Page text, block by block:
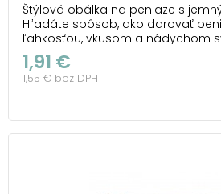
Štýlová obálka na peniaze s
Hľadáte spôsob, ako darovať
ľahkosťou, vkusom a nádychom
atmosféry? Táto elegantná
štýlizovaných stromčekov,
hviezdičiek a červených bobuľ
1,91 €
1,55 € bez DPH